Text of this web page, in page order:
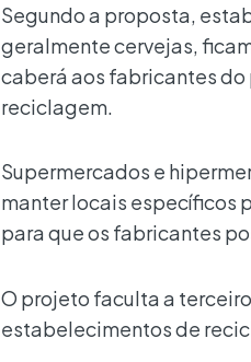
Segundo a proposta,
geralmente cervejas,
caberá aos fabricantes do
reciclagem.
Supermercados e
manter locais específicos
para que os fabricantes
O projeto faculta a
estabelecimentos de